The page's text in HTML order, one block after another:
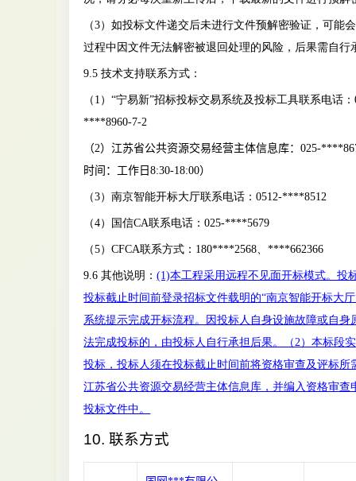
（3）如投标文件递交后未进行文件预解密验证，可能
过程中因文件无法解密被退回处理的风险，后果需自行
9.5 技术支持联系方式：
（1）“宁易新”招标投标交易系统及投标工具联系电话：
****8960-7-2
（2）江苏省公共资源交易经营主体信息库：025-
时间：工作日8:30-18:00）
（3）南京智能开标大厅联系电话：0512-****8512
（4）国信CA联系电话：025-****5679
（5）CFCA联系方式：180****2568、****662366
9.6 其他说明：(1)本工程采用远程不见面开标模式。投
投标截止时间前登录招标文件载明的“南京智能开标大
系统提示完成开标流程。因投标人自身设施故障或自身
法完成投标的，由投标人自行承担后果。（2）本标段
投标，投标人须在投标截止时间前将资格审查及评标所
江苏省公共资源交易经营主体信息库，并编入资格审查
投标文件中。
10.联系方式